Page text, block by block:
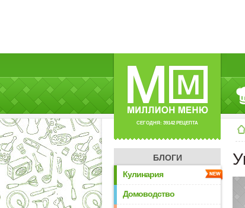
СЕГОДНЯ: 39142 РЕЦЕПТА
БЛОГИ
Кулинария
Домоводство